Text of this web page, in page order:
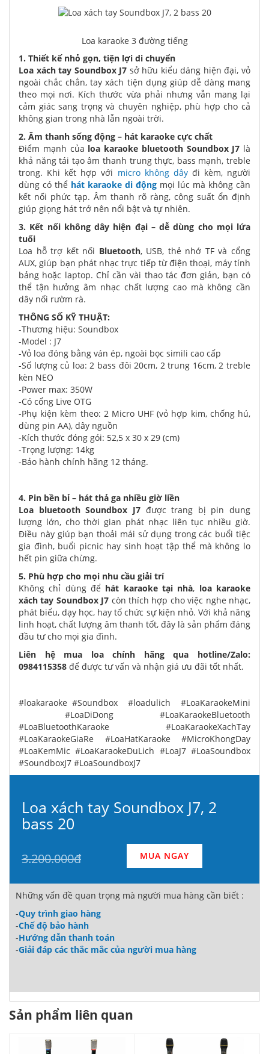
Loa karaoke 3 đường tiếng
1. Thiết kế nhỏ gọn, tiện lợi di chuyển
Loa xách tay Soundbox J7 sở hữu kiểu dáng hiện đại, vỏ
ngoài chắc chắn, tay xách tiện dụng giúp dễ dàng mang
theo mọi nơi. Kích thước vừa phải nhưng vẫn mang lại
cảm giác sang trọng và chuyên nghiệp, phù hợp cho cả
không gian trong nhà lẫn ngoài trời.
2. Âm thanh sống động – hát karaoke cực chất
Điểm mạnh của loa karaoke bluetooth Soundbox J7 là
khả năng tái tạo âm thanh trung thực, bass mạnh, treble
trong. Khi kết hợp với micro không dâyđi kèm, người
dùng có thể hát karaoke di động mọi lúc mà không cần
kết nối phức tạp. Âm thanh rõ ràng, công suất ổn định
giúp giọng hát trở nên nổi bật và tự nhiên.
3. Kết nối không dây hiện đại – dễ dùng cho mọi lứa
tuổi
Loa hỗ trợ kết nối Bluetooth, USB, thẻ nhớ TF và cổng
AUX, giúp bạn phát nhạc trực tiếp từ điện thoại, máy tính
bảng hoặc laptop. Chỉ cần vài thao tác đơn giản, bạn có
thể tận hưởng âm nhạc chất lượng cao mà không cần
dây nối rườm rà.
THÔNG SỐ KỸ THUẬT:
-Thương hiệu: Soundbox
-Model : J7
-Vỏ loa đóng bằng ván ép, ngoài bọc simili cao cấp
-Số lượng củ loa: 2 bass đôi 20cm, 2 trung 16cm, 2 treble
kèn NEO
-Power max: 350W
-Có cổng Live OTG
-Phụ kiện kèm theo: 2 Micro UHF (vỏ hợp kim, chống hú,
dùng pin AA), dây nguồn
-Kích thước đóng gói: 52,5 x 30 x 29 (cm)
-Trọng lượng: 14kg
-Bảo hành chính hãng 12 tháng.
4. Pin bền bỉ – hát thả ga nhiều giờ liền
Loa bluetooth Soundbox J7được trang bị pin dung
lượng lớn, cho thời gian phát nhạc liên tục nhiều giờ.
Điều này giúp bạn thoải mái sử dụng trong các buổi tiệc
gia đình, buổi picnic hay sinh hoạt tập thể mà không lo
hết pin giữa chừng.
5. Phù hợp cho mọi nhu cầu giải trí
Không chỉ dùng để hát karaoke tại nhà, loa karaoke
xách tay Soundbox J7 còn thích hợp cho việc nghe nhạc,
phát biểu, dạy học, hay tổ chức sự kiện nhỏ. Với khả năng
linh hoạt, chất lượng âm thanh tốt, đây là sản phẩm đáng
đầu tư cho mọi gia đình.
Liên hệ mua loa chính hãng qua hotline/Zalo:
0984115358 để được tư vấn và nhận giá ưu đãi tốt nhất.
#loakaraoke #Soundbox #loadulich #LoaKaraokeMini
#LoaDiDong #LoaKaraokeBluetooth
#LoaBluetoothKaraoke #LoaKaraokeXachTay
#LoaKaraokeGiaRe #LoaHatKaraoke #MicroKhongDay
#LoaKemMic #LoaKaraokeDuLich #LoaJ7 #LoaSoundbox
#SoundboxJ7 #LoaSoundboxJ7
Loa xách tay Soundbox J7, 2
bass 20
3.200.000đ MUA NGAY
Những vấn đề quan trọng mà người mua hàng cần biết :
-Quy trình giao hàng
-Chế độ bảo hành
-Hướng dẫn thanh toán
-Giải đáp các thắc mắc của người mua hàng
Sản phẩm liên quan